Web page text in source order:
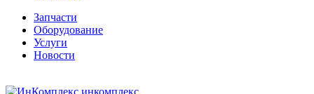
Запчасти
Оборудование
Услуги
Новости
инкомплекс